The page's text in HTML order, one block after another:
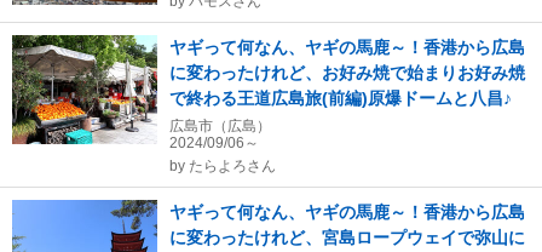
ヤギって何なん、ヤギの馬鹿～！香港から広島
に変わったけれど、お好み焼で始まりお好み焼
で終わる王道広島旅(前編)原爆ドームと八昌♪
広島市（広島）
2024/09/06～
by たらよろさん
ヤギって何なん、ヤギの馬鹿～！香港から広島
に変わったけれど、宮島ロープウェイで弥山に